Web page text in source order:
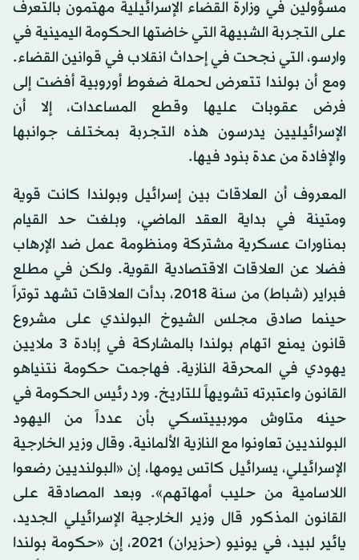
مسؤولين في وزارة القضاء الإسرائيلية مهتمون بالتعرف
على التجربة الشبيهة التي خاضتها الحكومة اليمينية في
وارسو، التي نجحت في إحداث انقلاب في قوانين القضاء.
ومع أن بولندا تتعرض لحملة ضغوط أوروبية أفضت إلى
فرض عقوبات عليها وقطع المساعدات، إلا أن
الإسرائيليين يدرسون هذه التجربة بمختلف جوانبها
والإفادة من عدة بنود فيها.
المعروف أن العلاقات بين إسرائيل وبولندا كانت قوية
ومتينة في بداية العقد الماضي، وبلغت حد القيام
بمناورات عسكرية مشتركة ومنظومة عمل ضد الإرهاب
فضلا عن العلاقات الاقتصادية القوية. ولكن في مطلع
فبراير (شباط) من سنة 2018، بدأت العلاقات تشهد توتراً
حينما صادق مجلس الشيوخ البولندي على مشروع
قانون يمنع اتهام بولندا بالمشاركة في إبادة 3 ملايين
يهودي في المحرقة النازية. فهاجمت حكومة نتنياهو
القانون واعتبرته تشويهاً للتاريخ. ورد رئيس الحكومة في
حينه متاوش موربييتسكي بأن عدداً من اليهود
البولنديين تعاونوا مع النازية الألمانية. وقال وزير الخارجية
الإسرائيلي، يسرائيل كاتس يومها، إن «البولنديين رضعوا
اللاسامية من حليب أمهاتهم». وبعد المصادقة على
القانون المذكور قال وزير الخارجية الإسرائيلي الجديد،
يائير لبيد، في يونيو (حزيران) 2021، إن «حكومة بولندا